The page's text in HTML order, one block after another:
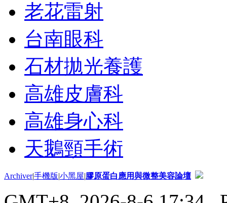
老花雷射
台南眼科
石材拋光養護
高雄皮膚科
高雄身心科
天鵝頸手術
Archiver|手機版|小黑屋|膠原蛋白應用與微整美容論壇